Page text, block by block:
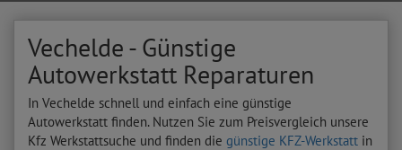
Vechelde - Günstige
Autowerkstatt Reparaturen
In Vechelde schnell und einfach eine günstige
Autowerkstatt finden. Nutzen Sie zum Preisvergleich unsere
Kfz Werkstattsuche und finden die günstige KFZ-Werkstatt in